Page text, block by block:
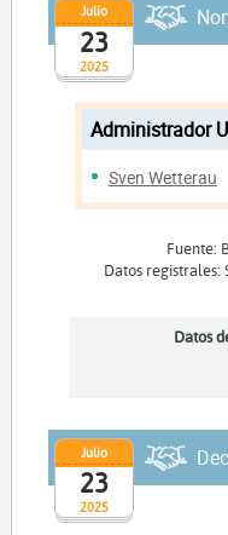
2025
Julio
23
Administrador
Sven Wetterau
Fuente:
Datos registrales:
Datos
2025
Julio
23